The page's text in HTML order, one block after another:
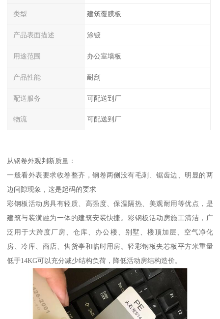
类型 建筑覆膜板
产品表面描述 涂镀
用途范围 办公室墙板
产品性能 耐刮
配送服务 可配送到厂
物流 可配送到厂
从钢卷外观判断质量：
一般看外表要求收卷整齐，钢卷两侧没有毛刺、锯齿边、明显的两
边间隙现象，这是起码的要求
彩钢板活动房具有轻质、高强度、保温隔热、美观耐用等优点，是
建筑与装潢融为一体的建筑安装快捷。彩钢板活动房施工清洁，广
泛用于大跨度厂房、仓库、办公楼、别墅、楼顶加层、空气净化
房、冷库、商店、售货亭和临时用房。轻彩钢板夹芯板平方米重量
低于14KG可以充分减少结构负荷，降低活动房结构造价。